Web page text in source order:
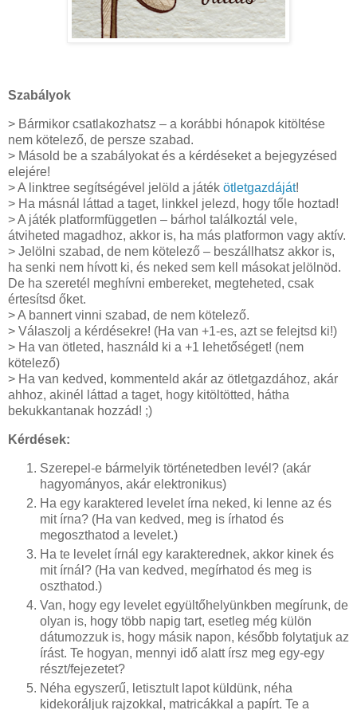
Szabályok
> Bármikor csatlakozhatsz – a korábbi hónapok kitöltése
nem kötelező, de persze szabad.
> Másold be a szabályokat és a kérdéseket a bejegyzésed
elejére!
> A linktree segítségével jelöld a játék ötletgazdáját!
> Ha másnál láttad a taget, linkkel jelezd, hogy tőle hoztad!
> A játék platformfüggetlen – bárhol találkoztál vele,
átviheted magadhoz, akkor is, ha más platformon vagy aktív.
> Jelölni szabad, de nem kötelező – beszállhatsz akkor is,
ha senki nem hívott ki, és neked sem kell másokat jelölnöd.
De ha szeretél meghívni embereket, megteheted, csak
értesítsd őket.
> A bannert vinni szabad, de nem kötelező.
> Válaszolj a kérdésekre! (Ha van +1-es, azt se felejtsd ki!)
> Ha van ötleted, használd ki a +1 lehetőséget! (nem
kötelező)
> Ha van kedved, kommenteld akár az ötletgazdához, akár
ahhoz, akinél láttad a taget, hogy kitöltötted, hátha
bekukkantanak hozzád! ;)
Kérdések:
Szerepel-e bármelyik történetedben levél? (akár
hagyományos, akár elektronikus)
Ha egy karaktered levelet írna neked, ki lenne az és
mit írna? (Ha van kedved, meg is írhatod és
megoszthatod a levelet.)
Ha te levelet írnál egy karakterednek, akkor kinek és
mit írnál? (Ha van kedved, megírhatod és meg is
oszthatod.)
Van, hogy egy levelet együltőhelyünkben megírunk, de
olyan is, hogy több napig tart, esetleg még külön
dátumozzuk is, hogy másik napon, később folytatjuk az
írást. Te hogyan, mennyi idő alatt írsz meg egy-egy
részt/fejezetet?
Néha egyszerű, letisztult lapot küldünk, néha
kidekoráljuk rajzokkal, matricákkal a papírt. Te a